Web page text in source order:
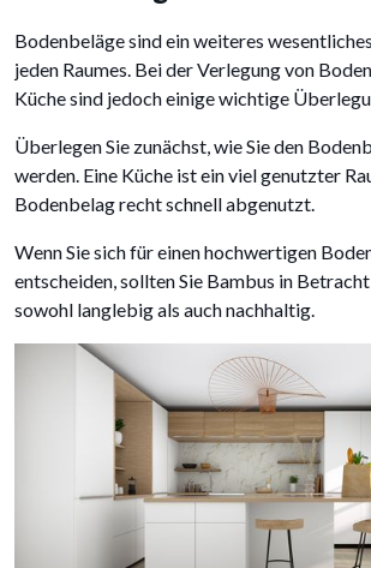
Bodenbeläge sind ein weiteres
jeden Raumes. Bei der Verlegung von
Küche sind jedoch einige wichtige
Überlegen Sie zunächst, wie Sie den
werden. Eine Küche ist ein viel genutzter
Bodenbelag recht schnell abgenutzt.
Wenn Sie sich für einen hochwertigen
entscheiden, sollten Sie Bambus in
sowohl langlebig als auch nachhaltig.